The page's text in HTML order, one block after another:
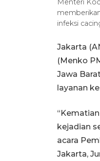
Menteri
infeksi
Jakarta
(Menko
Jawa
layanan
kejadian
acara
Jakarta,